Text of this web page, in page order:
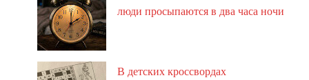
люди просыпаются в два часа ночи
В детских кроссвордах